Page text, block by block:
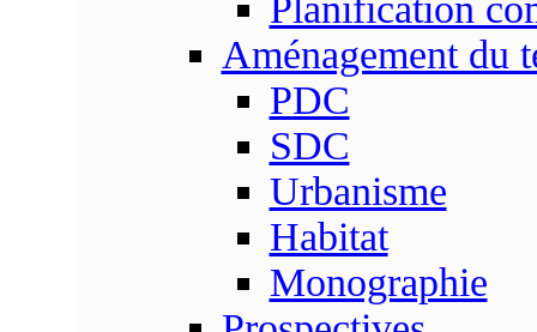
Planification
Aménagement du
PDC
SDC
Urbanisme
Habitat
Monographie